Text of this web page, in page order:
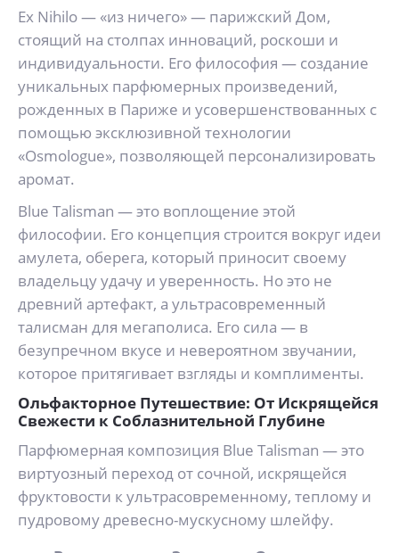
Ex Nihilo — «из ничего» — парижский Дом,
стоящий на столпах инноваций, роскоши и
индивидуальности. Его философия — создание
уникальных парфюмерных произведений,
рожденных в Париже и усовершенствованных с
помощью эксклюзивной технологии
«Osmologue», позволяющей персонализировать
аромат.
Blue Talisman — это воплощение этой
философии. Его концепция строится вокруг идеи
амулета, оберега, который приносит своему
владельцу удачу и уверенность. Но это не
древний артефакт, а ультрасовременный
талисман для мегаполиса. Его сила — в
безупречном вкусе и невероятном звучании,
которое притягивает взгляды и комплименты.
Ольфакторное Путешествие: От Искрящейся
Свежести к Соблазнительной Глубине
Парфюмерная композиция Blue Talisman — это
виртуозный переход от сочной, искрящейся
фруктовости к ультрасовременному, теплому и
пудровому древесно-мускусному шлейфу.